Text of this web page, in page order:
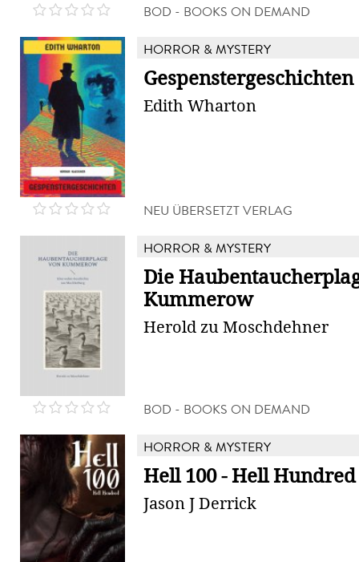
BOD - BOOKS ON DEMAND
HORROR & MYSTERY
Gespenstergeschichten
Edith Wharton
NEU ÜBERSETZT VERLAG
HORROR & MYSTERY
Die
Kummerow
Herold zu Moschdehner
BOD - BOOKS ON DEMAND
HORROR & MYSTERY
Hell 100 - Hell Hundred
Jason J Derrick